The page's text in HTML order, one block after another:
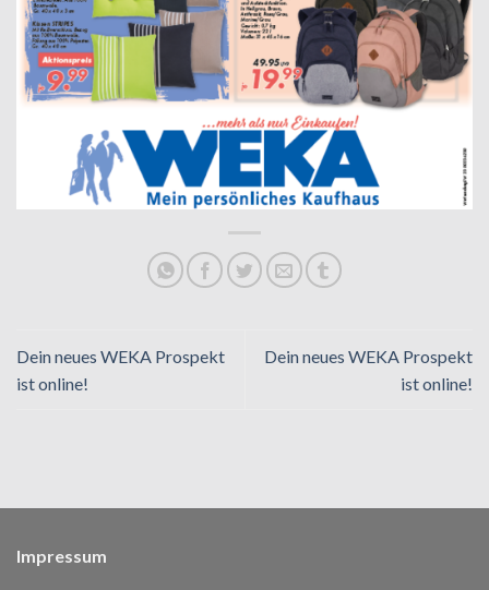
Dein neues WEKA Prospekt
ist online!
Dein neues WEKA Prospekt
ist online!
Impressum